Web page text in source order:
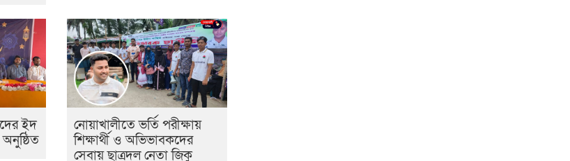
ইদ
নোয়াখালীতে ভর্তি পরীক্ষায়
শিক্ষার্থী ও অভিভাবকদের
সেবায় ছাত্রদল নেতা জিকু